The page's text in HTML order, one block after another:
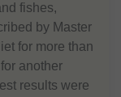
fishes,
by Master
for more than
another
results were